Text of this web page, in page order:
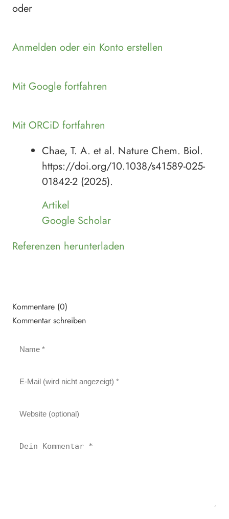
oder
Anmelden oder ein Konto erstellen
Mit Google fortfahren
Mit ORCiD fortfahren
Chae, T. A. et al. Nature Chem. Biol.
https://doi.org/10.1038/s41589-025-
01842-2 (2025).
Artikel
Google Scholar
Referenzen herunterladen
Kommentare (0)
Kommentar schreiben